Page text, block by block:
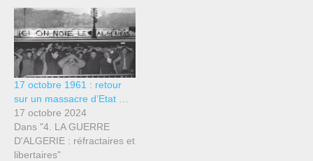
17 octobre 1961 : retour
sur un massacre d’Etat …
17 octobre 2024
Dans "4. LA GUERRE
D'ALGERIE : réfractaires et
libertaires"